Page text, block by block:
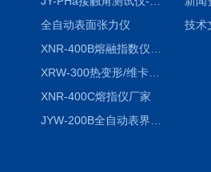
全自动表面张力仪
XRW-300热变形/维卡软化点温度测定仪
XNR-400C熔指仪厂家
技术